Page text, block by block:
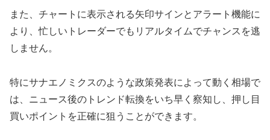
また、チャートに表示される矢印サインとアラート機能に
より、忙しいトレーダーでもリアルタイムでチャンスを逃
しません。
特にサナエノミクスのような政策発表によって動く相場で
は、ニュース後のトレンド転換をいち早く察知し、押し目
買いポイントを正確に狙うことができます。